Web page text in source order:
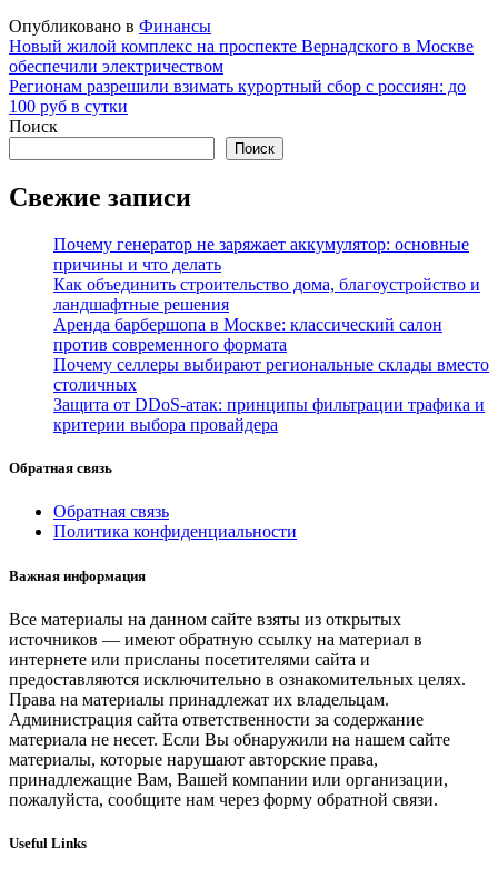
Опубликовано в Финансы
Навигация
по
записям
Новый жилой комплекс на проспекте Вернадского в Москве
обеспечили электричеством
Регионам разрешили взимать курортный сбор с россиян: до
100 руб в сутки
Поиск
Поиск
Свежие записи
Почему генератор не заряжает аккумулятор: основные
причины и что делать
Как объединить строительство дома, благоустройство и
ландшафтные решения
Аренда барбершопа в Москве: классический салон
против современного формата
Почему селлеры выбирают региональные склады вместо
столичных
Защита от DDoS-атак: принципы фильтрации трафика и
критерии выбора провайдера
Обратная связь
Обратная связь
Политика конфиденциальности
Важная информация
Все материалы на данном сайте взяты из открытых
источников — имеют обратную ссылку на материал в
интернете или присланы посетителями сайта и
предоставляются исключительно в ознакомительных целях.
Права на материалы принадлежат их владельцам.
Администрация сайта ответственности за содержание
материала не несет. Если Вы обнаружили на нашем сайте
материалы, которые нарушают авторские права,
принадлежащие Вам, Вашей компании или организации,
пожалуйста, сообщите нам через форму обратной связи.
Useful Links